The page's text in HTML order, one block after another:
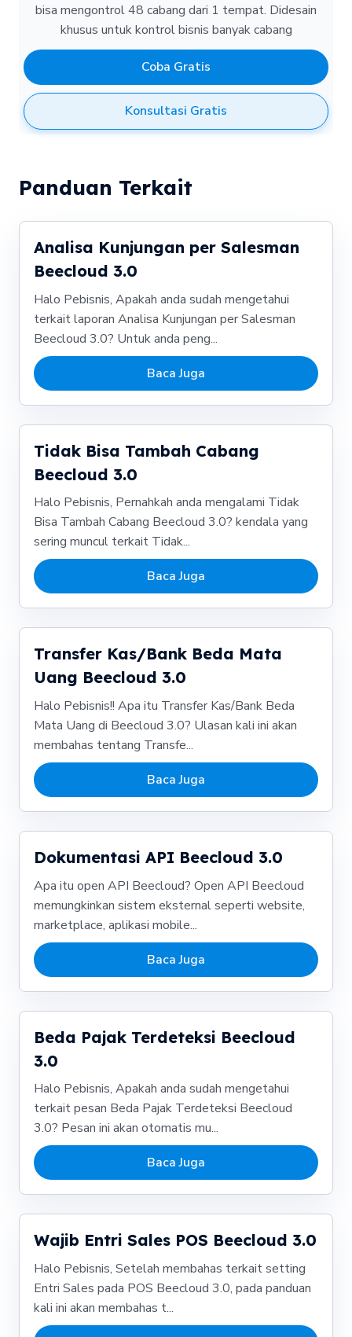
bisa mengontrol 48 cabang dari 1 tempat. Didesain
khusus untuk kontrol bisnis banyak cabang
Coba Gratis
Konsultasi Gratis
Panduan Terkait
Analisa Kunjungan per Salesman
Beecloud 3.0
Halo Pebisnis, Apakah anda sudah mengetahui
terkait laporan Analisa Kunjungan per Salesman
Beecloud 3.0? Untuk anda peng...
Baca Juga
Tidak Bisa Tambah Cabang
Beecloud 3.0
Halo Pebisnis, Pernahkah anda mengalami Tidak
Bisa Tambah Cabang Beecloud 3.0? kendala yang
sering muncul terkait Tidak...
Baca Juga
Transfer Kas/Bank Beda Mata
Uang Beecloud 3.0
Halo Pebisnis!! Apa itu Transfer Kas/Bank Beda
Mata Uang di Beecloud 3.0? Ulasan kali ini akan
membahas tentang Transfe...
Baca Juga
Dokumentasi API Beecloud 3.0
Apa itu open API Beecloud? Open API Beecloud
memungkinkan sistem eksternal seperti website,
marketplace, aplikasi mobile...
Baca Juga
Beda Pajak Terdeteksi Beecloud
3.0
Halo Pebisnis, Apakah anda sudah mengetahui
terkait pesan Beda Pajak Terdeteksi Beecloud
3.0? Pesan ini akan otomatis mu...
Baca Juga
Wajib Entri Sales POS Beecloud 3.0
Halo Pebisnis, Setelah membahas terkait setting
Entri Sales pada POS Beecloud 3.0, pada panduan
kali ini akan membahas t...